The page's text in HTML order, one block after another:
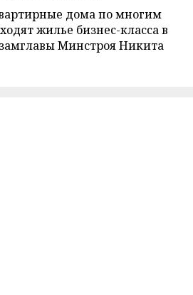
дома по многим
жилье бизнес-класса в
Минстроя Никита